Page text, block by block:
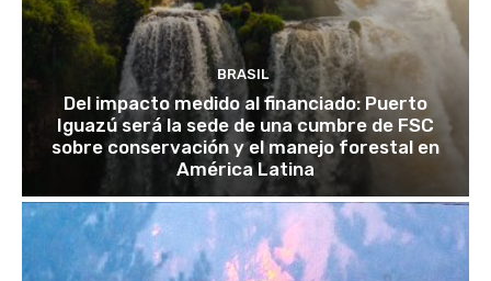
BRASIL
Del impacto medido al financiado: Puerto
Iguazú será la sede de una cumbre de FSC
sobre conservación y el manejo forestal en
América Latina